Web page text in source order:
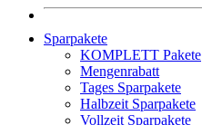
Sparpakete
KOMPLETT Pakete
Mengenrabatt
Tages Sparpakete
Halbzeit Sparpakete
Vollzeit Sparpakete